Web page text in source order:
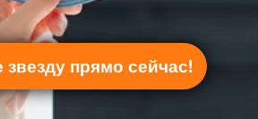
звезду прямо сейчас!